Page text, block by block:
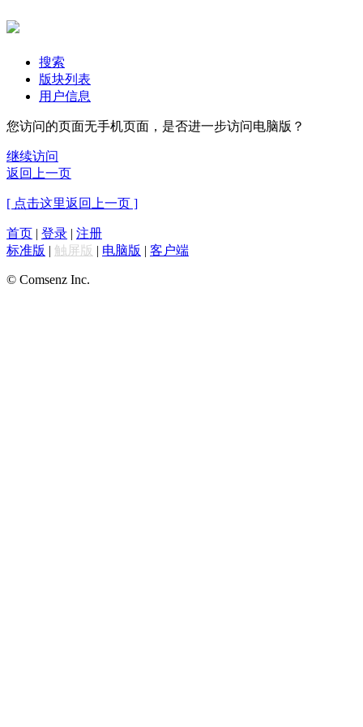
搜索
版块列表
用户信息
您访问的页面无手机页面，是否进一步访问电脑版？
继续访问
返回上一页
[ 点击这里返回上一页 ]
首页 | 登录 | 注册
标准版 | 触屏版 | 电脑版 | 客户端
© Comsenz Inc.